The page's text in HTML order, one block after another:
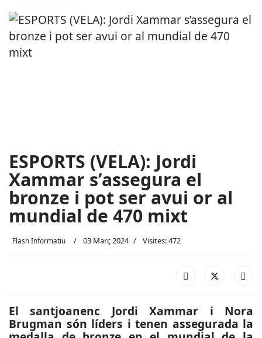
ESPORTS (VELA): Jordi
Xammar s’assegura el
bronze i pot ser avui or al
mundial de 470 mixt
Flash Informatiu 03 Març 2024 Visites: 472
El santjoanenc Jordi Xammar i Nora
Brugman són líders i tenen assegurada la